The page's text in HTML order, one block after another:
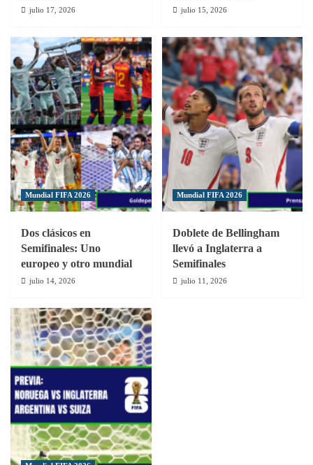
julio 17, 2026 julio 15, 2026
Mundial FIFA 2026
Dos clásicos en
Semifinales: Uno
europeo y otro mundial
julio 14, 2026
Mundial FIFA 2026
Doblete de Bellingham
llevó a Inglaterra a
Semifinales
julio 11, 2026